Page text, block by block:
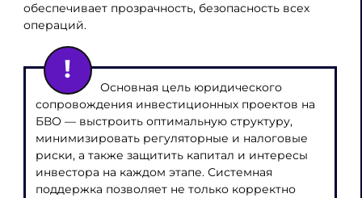
обеспечивает прозрачность, безопасность всех
операций.
Основная цель юридического
сопровождения инвестиционных проектов на
БВО — выстроить оптимальную структуру,
минимизировать регуляторные и налоговые
риски, а также защитить капитал и интересы
инвестора на каждом этапе. Системная
поддержка позволяет не только корректно